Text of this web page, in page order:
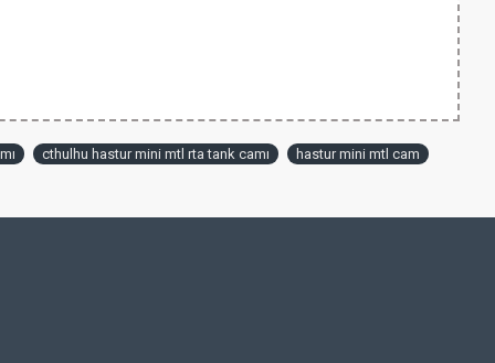
cthulhu hastur mini mtl rta tank camı hastur mini mtl cam